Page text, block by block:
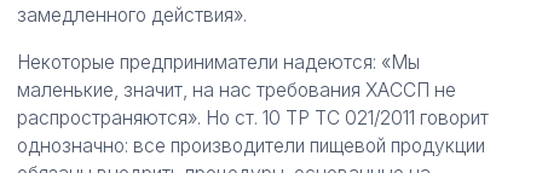
замедленного действия».
Некоторые предприниматели надеются: «Мы
маленькие, значит, на нас требования ХАССП не
распространяются». Но ст. 10 ТР ТС 021/2011 говорит
однозначно: все производители пищевой продукции